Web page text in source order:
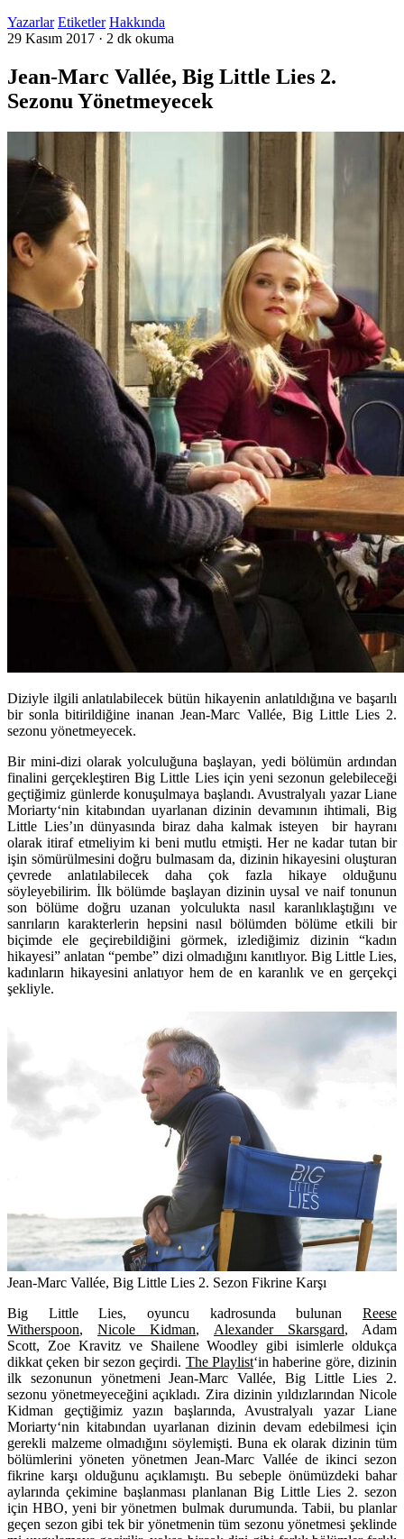
Yazarlar Etiketler Hakkında
29 Kasım 2017 · 2 dk okuma
Jean-Marc Vallée, Big Little Lies 2.
Sezonu Yönetmeyecek
Diziyle ilgili anlatılabilecek bütün hikayenin anlatıldığına ve başarılı
bir sonla bitirildiğine inanan Jean-Marc Vallée, Big Little Lies 2.
sezonu yönetmeyecek.
Bir mini-dizi olarak yolculuğuna başlayan, yedi bölümün ardından
finalini gerçekleştiren Big Little Lies için yeni sezonun gelebileceği
geçtiğimiz günlerde konuşulmaya başlandı. Avustralyalı yazarLiane
Moriarty‘nin kitabından uyarlanan dizinin devamının ihtimali, Big
Little Lies’ın dünyasında biraz daha kalmak isteyen bir hayranı
olarak itiraf etmeliyim ki beni mutlu etmişti. Her ne kadar tutan bir
işin sömürülmesini doğru bulmasam da, dizinin hikayesini oluşturan
çevrede anlatılabilecek daha çok fazla hikaye olduğunu
söyleyebilirim. İlk bölümde başlayan dizinin uysal ve naif tonunun
son bölüme doğru uzanan yolculukta nasıl karanlıklaştığını ve
sanrıların karakterlerin hepsini nasıl bölümden bölüme etkili bir
biçimde ele geçirebildiğini görmek, izlediğimiz dizinin “kadın
hikayesi” anlatan “pembe” dizi olmadığını kanıtlıyor. Big Little Lies,
kadınların hikayesini anlatıyor hem de en karanlık ve en gerçekçi
şekliyle.
Jean-Marc Vallée, Big Little Lies 2. Sezon Fikrine Karşı
Big Little Lies, oyuncu kadrosunda bulunanReese
Witherspoon, Nicole Kidman, Alexander Skarsgard, Adam
Scott, Zoe Kravitz ve Shailene Woodley gibi isimlerle oldukça
dikkat çeken bir sezon geçirdi. The Playlist‘in haberine göre, dizinin
ilk sezonunun yönetmeni Jean-Marc Vallée, Big Little Lies 2.
sezonu yönetmeyeceğini açıkladı. Zira dizinin yıldızlarından Nicole
Kidman geçtiğimiz yazın başlarında, Avustralyalı yazar Liane
Moriarty‘nin kitabından uyarlanan dizinin devam edebilmesi için
gerekli malzeme olmadığını söylemişti. Buna ek olarak dizinin tüm
bölümlerini yöneten yönetmenJean-Marc Vallée de ikinci sezon
fikrine karşı olduğunu açıklamıştı. Bu sebeple önümüzdeki bahar
aylarında çekimine başlanması planlanan Big Little Lies 2. sezon
için HBO, yeni bir yönetmen bulmak durumunda. Tabii, bu planlar
geçen sezon gibi tek bir yönetmenin tüm sezonu yönetmesi şeklinde